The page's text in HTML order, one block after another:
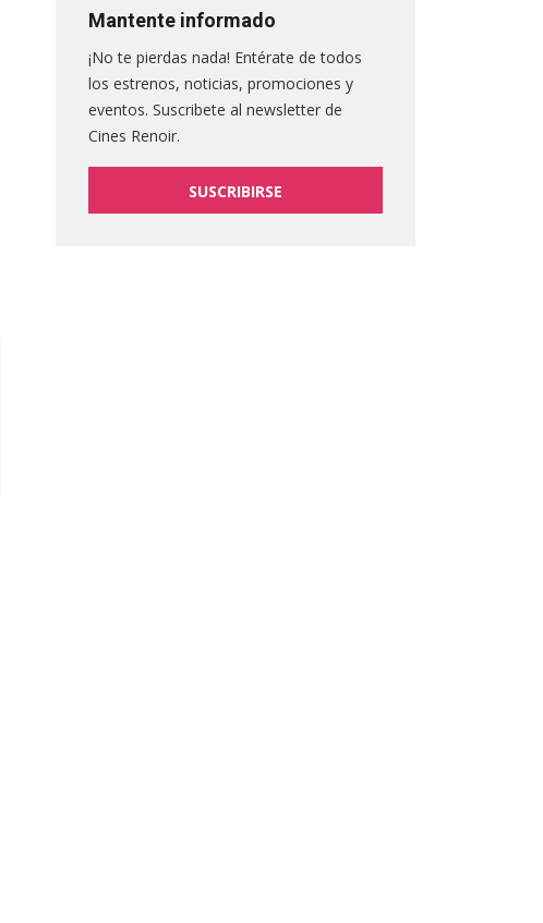
Mantente informado
¡No te pierdas nada! Entérate de todos
los estrenos, noticias, promociones y
eventos. Suscribete al newsletter de
Cines Renoir.
SUSCRIBIRSE